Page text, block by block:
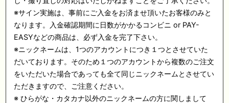
※サイン実施は、事前にご入金をお済ませ頂いたお客様のみと
なります。入金確認期間に日数がかかるコンビニ or PAY-
EASYなどの商品は、必ず入金を完了下さい。
※ニックネームは、1つのアカウントにつき１つとさせていた
だいております。そのため１つのアカウントから複数のご注文
をいただいた場合であっても全て同じニックネームとさせてい
ただきますので、ご注意ください。
※ ひらがな・カタカナ以外のニックネームの方に関しまして